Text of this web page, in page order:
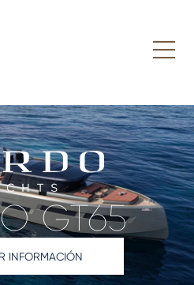
GT65
INFORMACIÓN